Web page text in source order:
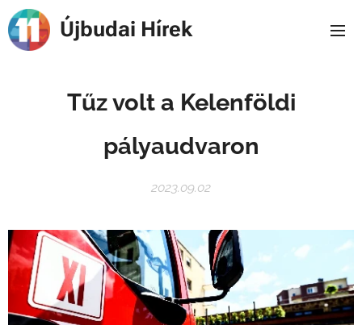
Újbudai Hírek
Tűz volt a Kelenföldi
pályaudvaron
2023.09.02